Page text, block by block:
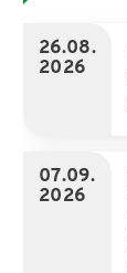
26.08.
2026
07.09.
2026